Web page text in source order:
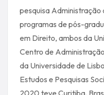
pesquisa Administração
programas de pós-
em Direito, ambos da
Centro de
da Universidade de
Estudos e Pesquisas
2020 teve Curitiba,